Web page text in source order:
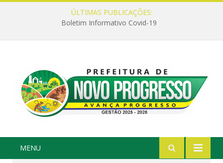
ÚLTIMAS PUBLICAÇÕES:
Boletim Informativo Covid-19
MENU